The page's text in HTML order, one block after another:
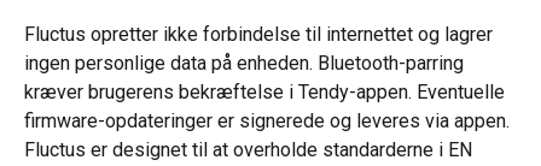
Fluctus opretter ikke forbindelse til internettet og lagrer
ingen personlige data på enheden. Bluetooth-parring
kræver brugerens bekræftelse i Tendy-appen. Eventuelle
firmware-opdateringer er signerede og leveres via appen.
Fluctus er designet til at overholde standarderne i EN